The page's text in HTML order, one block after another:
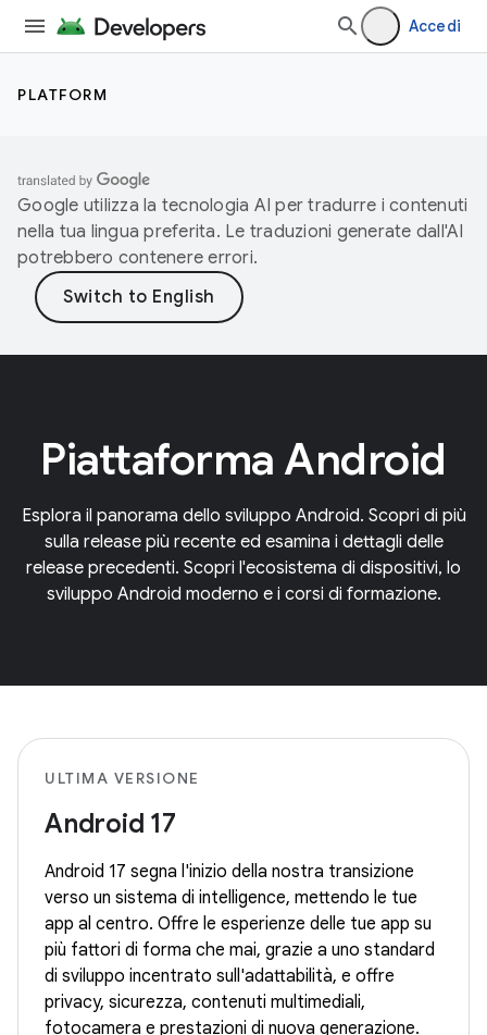
Accedi
PLATFORM
Google utilizza la tecnologia AI per tradurre i contenuti
nella tua lingua preferita. Le traduzioni generate dall'AI
potrebbero contenere errori.
Piattaforma Android
Esplora il panorama dello sviluppo Android. Scopri di più
sulla release più recente ed esamina i dettagli delle
release precedenti. Scopri l'ecosistema di dispositivi, lo
sviluppo Android moderno e i corsi di formazione.
ULTIMA VERSIONE
Android 17
Android 17 segna l'inizio della nostra transizione
verso un sistema di intelligence, mettendo le tue
app al centro. Offre le esperienze delle tue app su
più fattori di forma che mai, grazie a uno standard
di sviluppo incentrato sull'adattabilità, e offre
privacy, sicurezza, contenuti multimediali,
fotocamera e prestazioni di nuova generazione.